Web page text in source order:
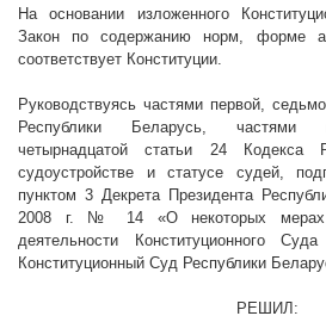
На основании изложенного
Закон по содержанию норм, форме
соответствует Конституции.
Руководствуясь частями первой,
Республики Беларусь, частями
четырнадцатой статьи 24 Кодекса
судоустройстве и статусе судей,
пунктом 3 Декрета Президента
2008 г. № 14 «О некоторых мерах
деятельности Конституционного
Конституционный Суд Республики
РЕШИЛ: